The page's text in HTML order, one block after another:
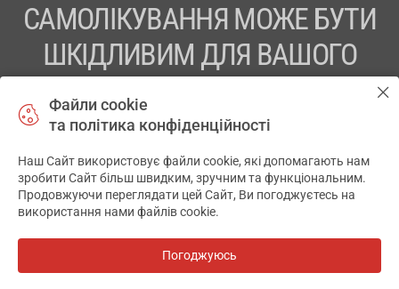
САМОЛІКУВАННЯ МОЖЕ БУТИ
ШКІДЛИВИМ ДЛЯ ВАШОГО
ПЕРЕД ЗАСТОСУВАННЯМ ПРЕПАРАТУ ПРОКОНСУЛЬТУЙТЕСЬ
ТОВ «АПТЕКА 911.ЮА» Код ЄДРПОУ 43631965.
Відмова від відповідальності
© 2014-2026. Медична інформаційна система АПТЕКА911.ЮА
Файли cookie
та політика конфіденційності
Наш Сайт використовує файли cookie, які допомагають нам
зробити Сайт більш швидким, зручним та функціональним.
Продовжуючи переглядати цей Сайт, Ви погоджуєтесь на
використання нами файлів cookie.
Погоджуюсь
✕